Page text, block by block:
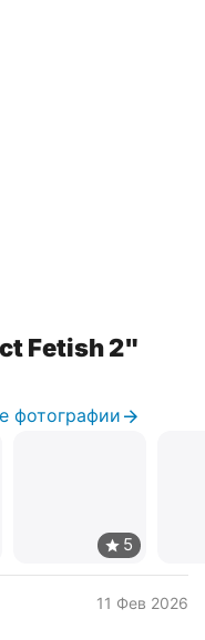
Fetish 2"
фотографии
11 Фев 2026